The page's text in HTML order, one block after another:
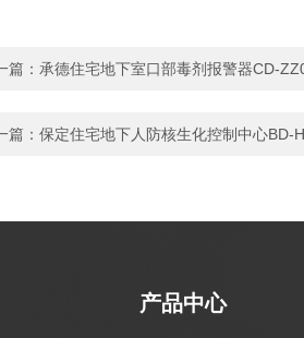
篇： 承德住宅地下室口部毒剂报警器CD-
篇： 保定住宅地下人防核生化控制中心BD-
产品中心